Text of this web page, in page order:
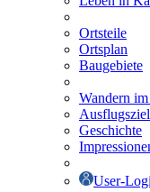
Ortsteile
Ortsplan
Baugebiete
Wandern
Geschichte
User-